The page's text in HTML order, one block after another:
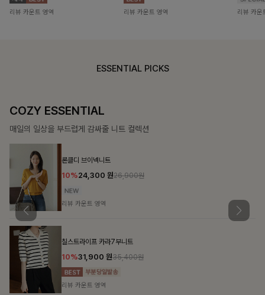
리뷰 카운트 영역 리뷰 카운트 영역 리뷰 카운
ESSENTIAL PICKS
COZY ESSENTIAL
매일의 일상을 부드럽게 감싸줄 니트 컬렉션
론클디 브이넥니트
10%24,300 원26,900원
리뷰 카운트 영역
칠스트라이프 카라7부니트
10%31,900 원35,400원
리뷰 카운트 영역